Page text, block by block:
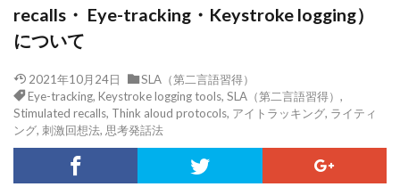
recalls・ Eye-tracking・Keystroke logging）
について
2021年10月24日
SLA（第二言語習得）
Eye-tracking, Keystroke logging tools, SLA（第二言語習得） ,
Stimulated recalls, Think aloud protocols, アイトラッキング, ライティ
ング, 刺激回想法, 思考発話法